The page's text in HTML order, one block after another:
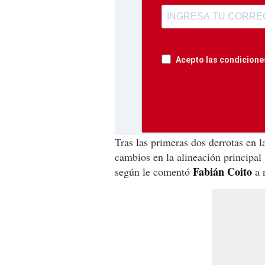
Acepto las
Tras las primeras dos derrotas en
cambios en la alineación principal
según le comentó Fabián Coito a